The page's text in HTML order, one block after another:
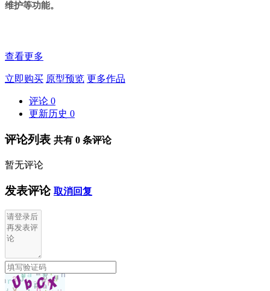
维护等功能。
查看更多
立即购买 原型预览 更多作品
评论 0
更新历史 0
评论列表 共有 0 条评论
暂无评论
发表评论 取消回复